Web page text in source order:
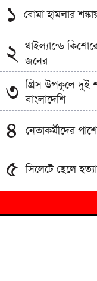
১ বোমা হামলার
২
থাইল্যান্ডে
জনের
৩ গ্রিস উপকূলে দুই
বাংলাদেশি
৪ নেতাকর্মীদের
৫ সিলেটে ছেলে
পুলিশ পরিচয়ে
টাকা হাতিয়ে